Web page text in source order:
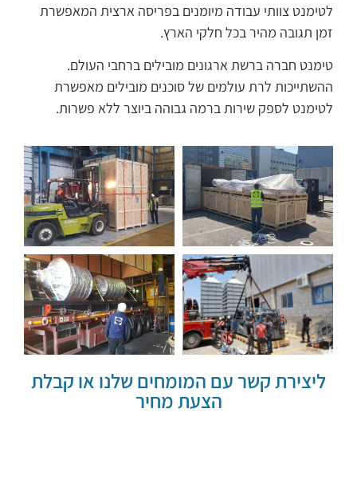
לטימנט צוותי עבודה מיומנים בפריסה ארצית המאפשרת
זמן תגובה מהיר בכל חלקי הארץ.
טימנט חברה ברשת ארגונים מובילים ברחבי העולם.
ההשתייכות לרת עולמים של סוכנים מובילים מאפשרת
לטימנט לספק שירות ברמה גבוהה ביוצר ללא פשרות.
ליצירת קשר עם המומחים שלנו או קבלת
הצעת מחיר